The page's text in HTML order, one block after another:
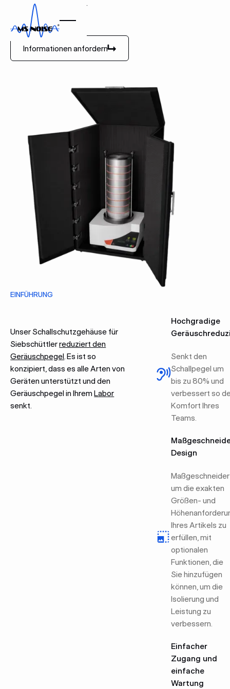
Schallschutzhaube für
Siebschüttler
Informationen anfordern
Informationen anfordern
EINFÜHRUNG
Unser Schallschutzgehäuse für
Siebschüttlerreduziert den
Geräuschpegel. Es ist so
konzipiert, dass es alle Arten von
Geräten unterstützt und den
Geräuschpegel in IhremLabor
senkt.
Hochgradige
Senkt den
Schallpegel um
bis zu 80% und
verbessert so
Komfort Ihres
Teams.
Design
um die exakten
Größen- und
Ihres Artikels zu
erfüllen, mit
optionalen
Funktionen, die
Sie hinzufügen
können, um die
Isolierung und
Leistung zu
verbessern.
Einfacher
Zugang und
einfache
Wartung